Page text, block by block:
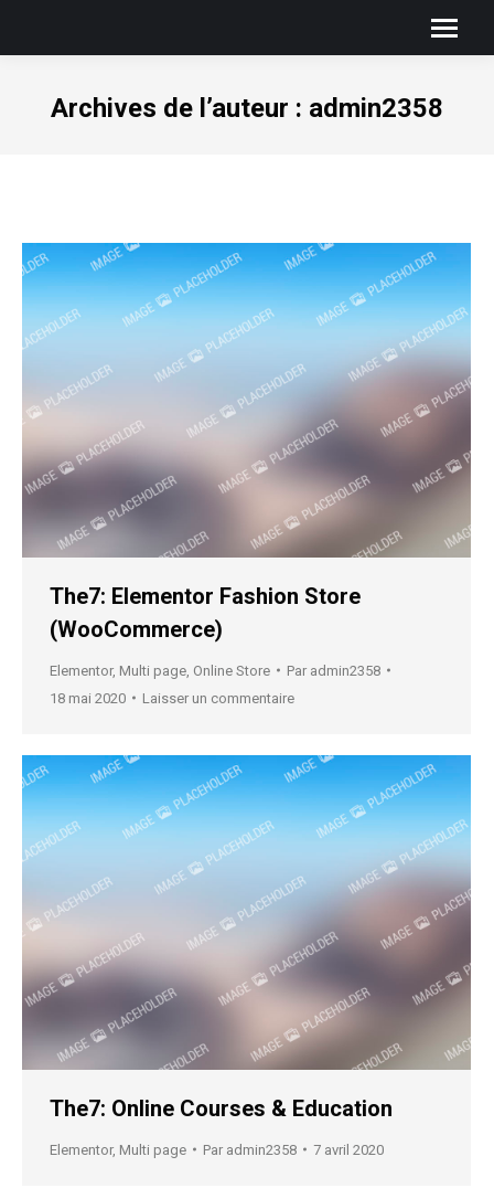
Archives de l’auteur : admin2358
The7: Elementor Fashion Store
(WooCommerce)
Elementor, Multi page Online Store Par admin2358
18 mai 2020
Laisser un commentaire
The7: Online Courses & Education
Elementor, Multi page Par admin2358 7 avril 2020